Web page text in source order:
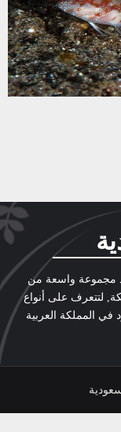
مجموعة واسعة من
لتتعرف على أنواع
في المملكة العربية